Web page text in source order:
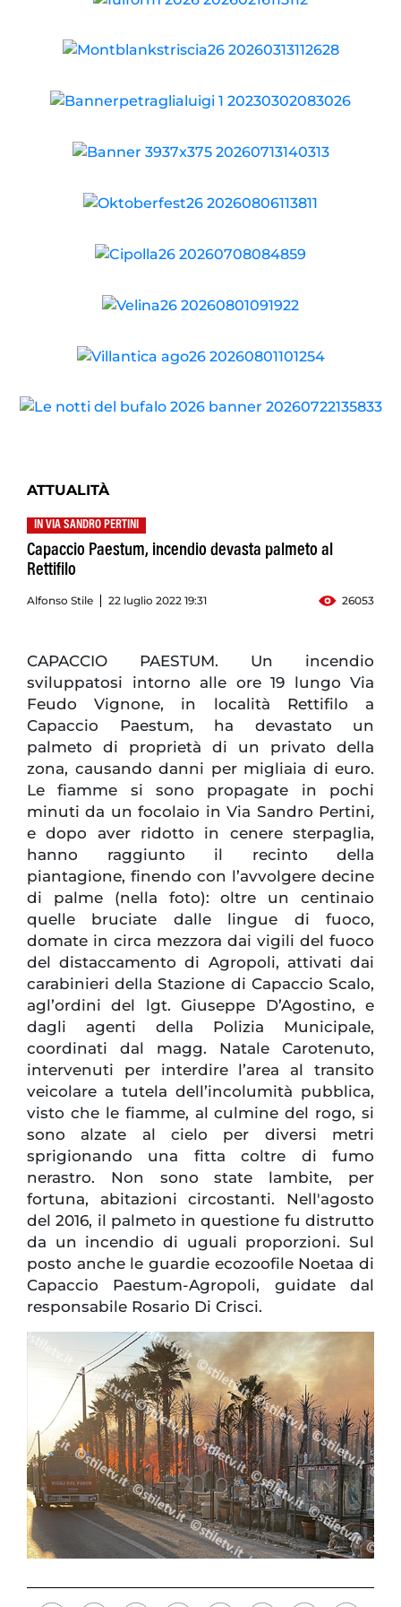
ATTUALITÀ
IN VIA SANDRO PERTINI
Capaccio Paestum, incendio devasta palmeto al
Rettifilo
Alfonso Stile 22 luglio 2022 19:31 26053
CAPACCIO PAESTUM. Un incendio
sviluppatosi intorno alle ore 19 lungo Via
Feudo Vignone, in località Rettifilo a
Capaccio Paestum, ha devastato un
palmeto di proprietà di un privato della
zona, causando danni per migliaia di euro.
Le fiamme si sono propagate in pochi
minuti da un focolaio in Via Sandro Pertini,
e dopo aver ridotto in cenere sterpaglia,
hanno raggiunto il recinto della
piantagione, finendo con l’avvolgere decine
di palme (nella foto): oltre un centinaio
quelle bruciate dalle lingue di fuoco,
domate in circa mezzora dai vigili del fuoco
del distaccamento di Agropoli, attivati dai
carabinieri della Stazione di Capaccio Scalo,
agl’ordini del lgt. Giuseppe D’Agostino, e
dagli agenti della Polizia Municipale,
coordinati dal magg. Natale Carotenuto,
intervenuti per interdire l’area al transito
veicolare a tutela dell’incolumità pubblica,
visto che le fiamme, al culmine del rogo, si
sono alzate al cielo per diversi metri
sprigionando una fitta coltre di fumo
nerastro. Non sono state lambite, per
fortuna, abitazioni circostanti. Nell'agosto
del 2016, il palmeto in questione fu distrutto
da un incendio di uguali proporzioni. Sul
posto anche le guardie ecozoofile Noetaa di
Capaccio Paestum-Agropoli, guidate dal
responsabile Rosario Di Crisci.